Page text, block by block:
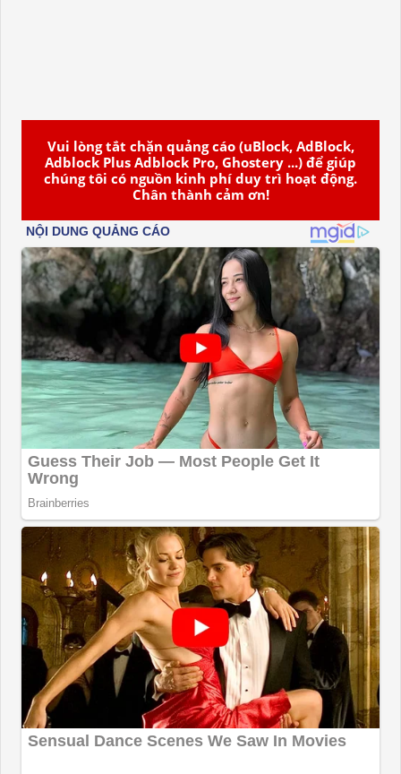
Vui lòng tắt chặn quảng cáo (uBlock, AdBlock,
Adblock Plus Adblock Pro, Ghostery ...) để giúp
chúng tôi có nguồn kinh phí duy trì hoạt động.
Chân thành cảm ơn!